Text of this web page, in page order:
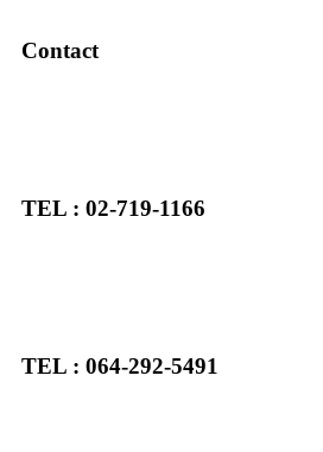
Contact
TEL : 02-719-1166
TEL : 064-292-5491